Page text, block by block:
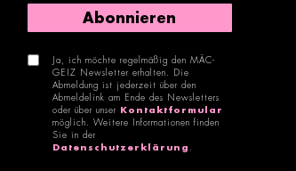
Abonnieren
Ja, ich möchte regelmäßig den MÄC-
GEIZ Newsletter erhalten. Die
Abmeldung ist jederzeit über den
Abmeldelink am Ende des Newsletters
oder über unser
Kontaktformular
möglich. Weitere Informationen finden
Sie in der
Datenschutzerklärung .